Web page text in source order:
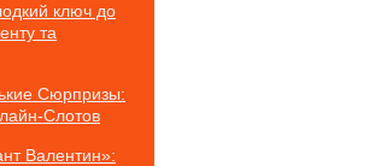
ключ до
та
Сюрпризы:
Слотов
Валентин»: